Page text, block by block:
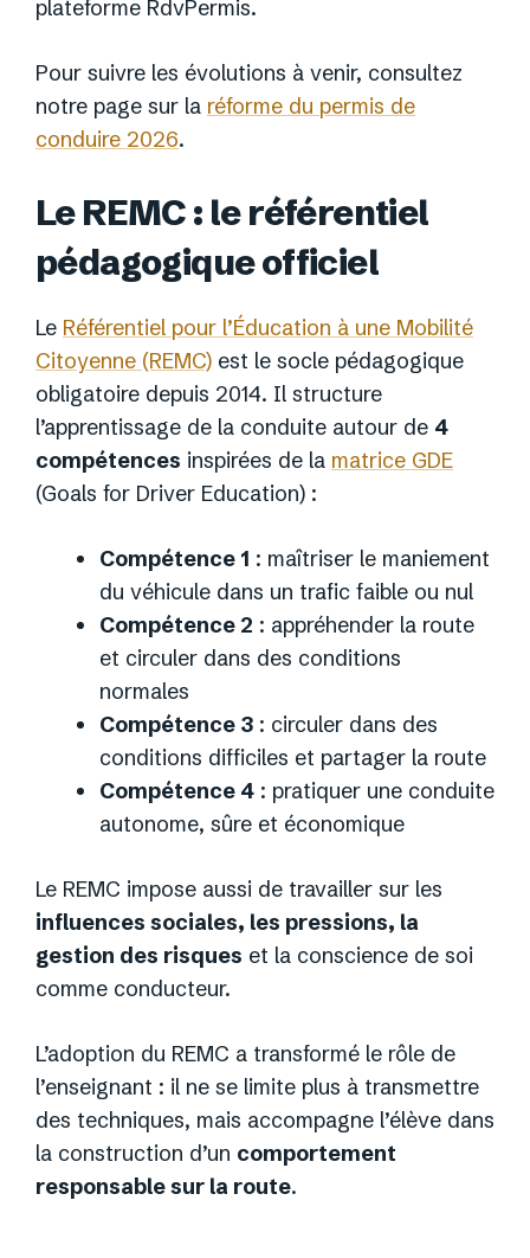
plateforme RdvPermis.
Pour suivre les évolutions à venir, consultez
notre page sur la réforme du permis de
conduire 2026.
Le REMC : le référentiel
pédagogique officiel
Le Référentiel pour l’Éducation à une Mobilité
Citoyenne (REMC) est le socle pédagogique
obligatoire depuis 2014. Il structure
l’apprentissage de la conduite autour de 4
compétences inspirées de la matrice GDE
(Goals for Driver Education) :
Compétence 1 : maîtriser le maniement
du véhicule dans un trafic faible ou nul
Compétence 2 : appréhender la route
et circuler dans des conditions
normales
Compétence 3 : circuler dans des
conditions difficiles et partager la route
Compétence 4 : pratiquer une conduite
autonome, sûre et économique
Le REMC impose aussi de travailler sur les
influences sociales, les pressions, la
gestion des risques et la conscience de soi
comme conducteur.
L’adoption du REMC a transformé le rôle de
l’enseignant : il ne se limite plus à transmettre
des techniques, mais accompagne l’élève dans
la construction d’un comportement
responsable sur la route.